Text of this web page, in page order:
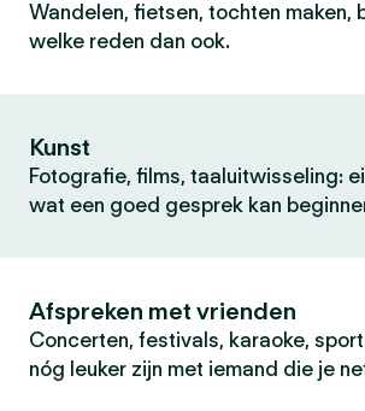
Wandelen, fietsen, tochten maken,
welke reden dan ook.
Kunst
Fotografie, films, taaluitwisseling:
wat een goed gesprek kan
Afspreken met vrienden
Concerten, festivals, karaoke,
nóg leuker zijn met iemand die je